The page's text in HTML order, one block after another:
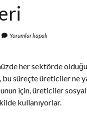
Yorumlar kapalı
her sektörde
bu süreçte üreticiler ne
için, üreticiler
kullanıyorlar.